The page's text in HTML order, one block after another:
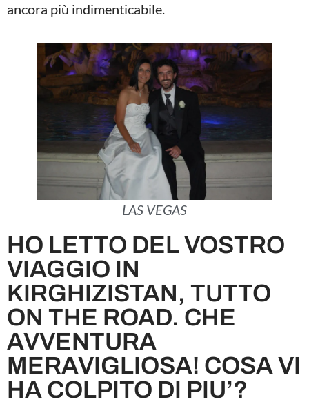
ancora più indimenticabile.
LAS VEGAS
HO LETTO DEL VOSTRO
VIAGGIO IN
KIRGHIZISTAN, TUTTO
ON THE ROAD. CHE
AVVENTURA
MERAVIGLIOSA! COSA VI
HA COLPITO DI PIU’?